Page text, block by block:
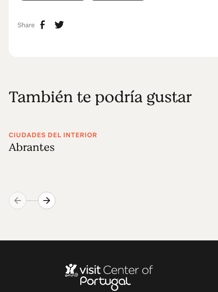
Share
También te podría gustar
CIUDADES DEL INTERIOR
Abrantes